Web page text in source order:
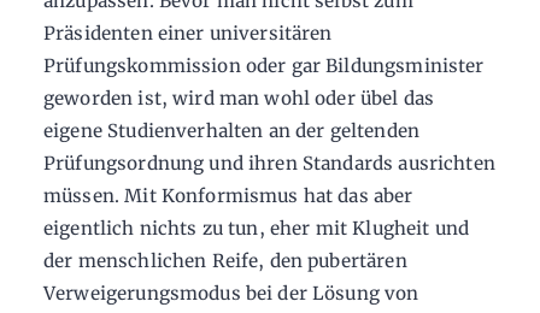
Präsidenten einer universitären
Prüfungskommission oder gar Bildungsminister
geworden ist, wird man wohl oder übel das
eigene Studienverhalten an der geltenden
Prüfungsordnung und ihren Standards ausrichten
müssen. Mit Konformismus hat das aber
eigentlich nichts zu tun, eher mit Klugheit und
der menschlichen Reife, den pubertären
Verweigerungsmodus bei der Lösung von